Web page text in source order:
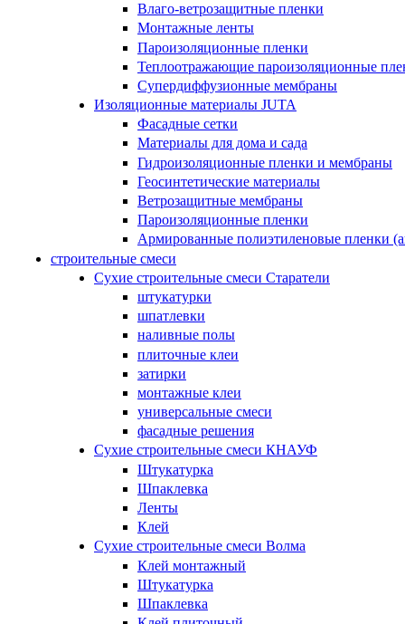
Влаго-ветрозащитные пленки
Монтажные ленты
Пароизоляционные пленки
Теплоотражающие пароизоляционные
Супердиффузионные мембраны
Изоляционные материалы JUTA
Фасадные сетки
Материалы для дома и сада
Гидроизоляционные пленки и мембраны
Геосинтетические материалы
Ветрозащитные мембраны
Пароизоляционные пленки
Армированные полиэтиленовые пленки
строительные смеси
Сухие строительные смеси Старатели
штукатурки
шпатлевки
наливные полы
плиточные клеи
затирки
монтажные клеи
универсальные смеси
фасадные решения
Сухие строительные смеси КНАУФ
Штукатурка
Шпаклевка
Ленты
Клей
Сухие строительные смеси Волма
Клей монтажный
Штукатурка
Шпаклевка